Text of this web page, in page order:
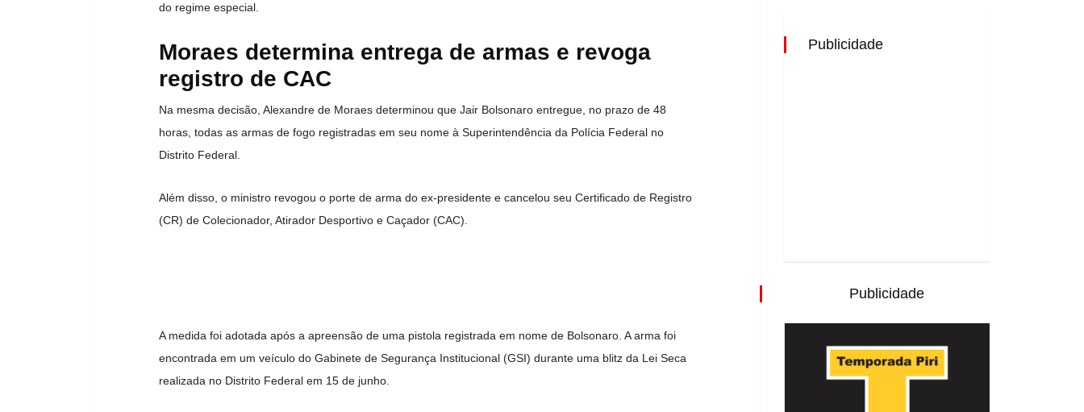
do regime especial.
Moraes determina entrega de armas e revoga
registro de CAC
Na mesma decisão, Alexandre de Moraes determinou que Jair Bolsonaro entregue, no prazo de 48
horas, todas as armas de fogo registradas em seu nome à Superintendência da Polícia Federal no
Distrito Federal.
Além disso, o ministro revogou o porte de arma do ex-presidente e cancelou seu Certificado de Registro
(CR) de Colecionador, Atirador Desportivo e Caçador (CAC).
A medida foi adotada após a apreensão de uma pistola registrada em nome de Bolsonaro. A arma foi
encontrada em um veículo do Gabinete de Segurança Institucional (GSI) durante uma blitz da Lei Seca
realizada no Distrito Federal em 15 de junho.
Publicidade
Publicidade